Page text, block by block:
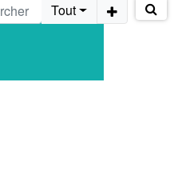
Tout